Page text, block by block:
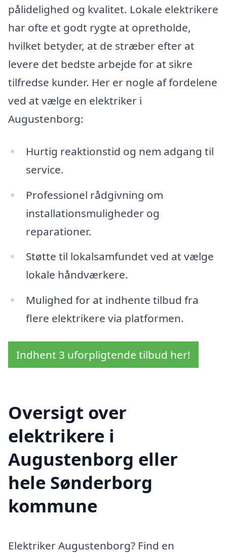
pålidelighed og kvalitet. Lokale elektrikere
har ofte et godt rygte at opretholde,
hvilket betyder, at de stræber efter at
levere det bedste arbejde for at sikre
tilfredse kunder. Her er nogle af fordelene
ved at vælge en elektriker i
Augustenborg:
Hurtig reaktionstid og nem adgang til
service.
Professionel rådgivning om
installationsmuligheder og
reparationer.
Støtte til lokalsamfundet ved at vælge
lokale håndværkere.
Mulighed for at indhente tilbud fra
flere elektrikere via platformen.
Indhent 3 uforpligtende tilbud her!
Oversigt over
elektrikere i
Augustenborg eller
hele Sønderborg
kommune
Elektriker Augustenborg? Find en